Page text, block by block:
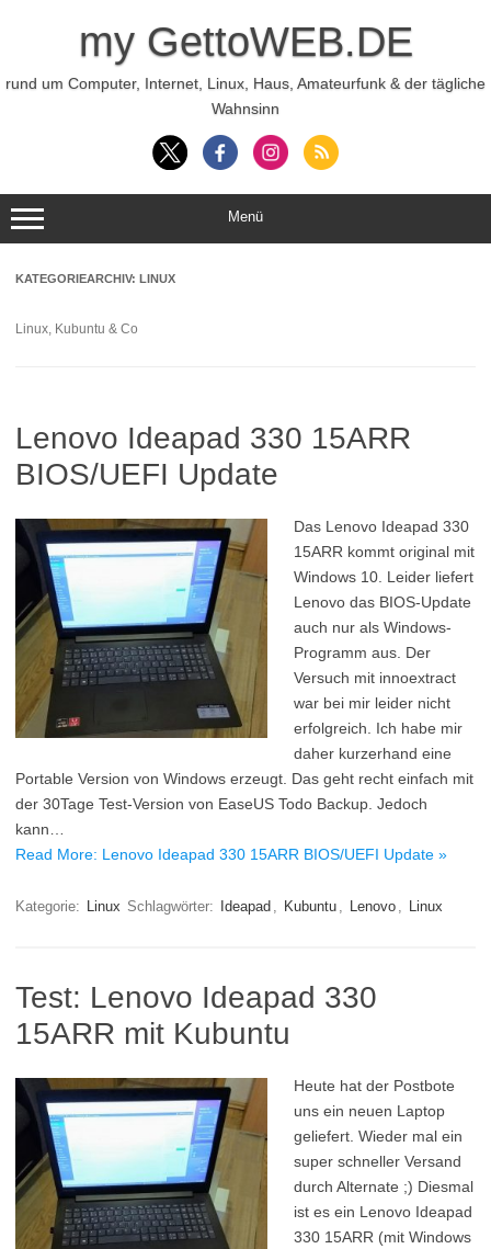
my GettoWEB.DE
rund um Computer, Internet, Linux, Haus, Amateurfunk & der tägliche
Wahnsinn
Menü
KATEGORIEARCHIV: LINUX
Linux, Kubuntu & Co
Lenovo Ideapad 330 15ARR
BIOS/UEFI Update
Das Lenovo Ideapad 330
15ARR kommt original mit
Windows 10. Leider liefert
Lenovo das BIOS-Update
auch nur als Windows-
Programm aus. Der
Versuch mit innoextract
war bei mir leider nicht
erfolgreich. Ich habe mir
daher kurzerhand eine
Portable Version von Windows erzeugt. Das geht recht einfach mit
der 30Tage Test-Version von EaseUS Todo Backup. Jedoch
kann…
Read More: Lenovo Ideapad 330 15ARR BIOS/UEFI Update »
Kategorie: Linux Schlagwörter: Ideapad , Kubuntu , Lenovo , Linux
Test: Lenovo Ideapad 330
15ARR mit Kubuntu
Heute hat der Postbote
uns ein neuen Laptop
geliefert. Wieder mal ein
super schneller Versand
durch Alternate ;) Diesmal
ist es ein Lenovo Ideapad
330 15ARR (mit Windows